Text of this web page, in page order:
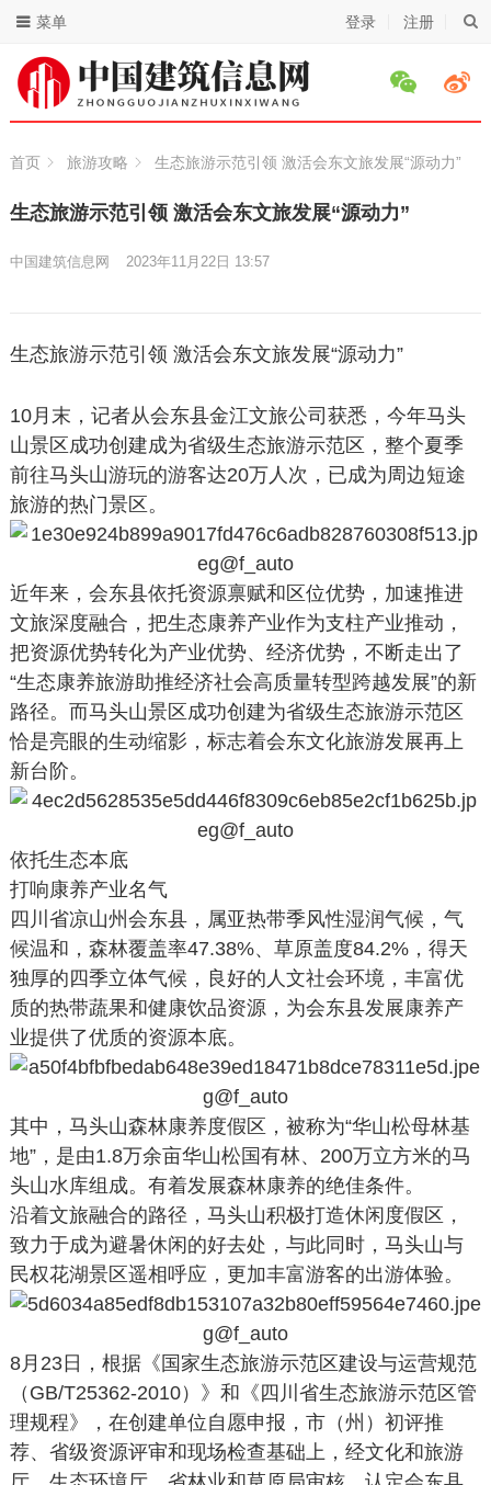
登录 注册
菜单
首页 旅游攻略 生态旅游示范引领 激活会东文旅发展“源动力”
生态旅游示范引领 激活会东文旅发展“源动力”
中国建筑信息网 2023年11月22日 13:57
生态旅游示范引领 激活会东文旅发展“源动力”
10月末，记者从会东县金江文旅公司获悉，今年马头
山景区成功创建成为省级生态旅游示范区，整个夏季
前往马头山游玩的游客达20万人次，已成为周边短途
旅游的热门景区。
近年来，会东县依托资源禀赋和区位优势，加速推进
文旅深度融合，把生态康养产业作为支柱产业推动，
把资源优势转化为产业优势、经济优势，不断走出了
“生态康养旅游助推经济社会高质量转型跨越发展”的新
路径。而马头山景区成功创建为省级生态旅游示范区
恰是亮眼的生动缩影，标志着会东文化旅游发展再上
新台阶。
依托生态本底
打响康养产业名气
四川省凉山州会东县，属亚热带季风性湿润气候，气
候温和，森林覆盖率47.38%、草原盖度84.2%，得天
独厚的四季立体气候，良好的人文社会环境，丰富优
质的热带蔬果和健康饮品资源，为会东县发展康养产
业提供了优质的资源本底。
其中，马头山森林康养度假区，被称为“华山松母林基
地”，是由1.8万余亩华山松国有林、200万立方米的马
头山水库组成。有着发展森林康养的绝佳条件。
沿着文旅融合的路径，马头山积极打造休闲度假区，
致力于成为避暑休闲的好去处，与此同时，马头山与
民权花湖景区遥相呼应，更加丰富游客的出游体验。
8月23日，根据《国家生态旅游示范区建设与运营规范
（GB/T25362-2010）》和《四川省生态旅游示范区管
理规程》，在创建单位自愿申报，市（州）初评推
荐、省级资源评审和现场检查基础上，经文化和旅游